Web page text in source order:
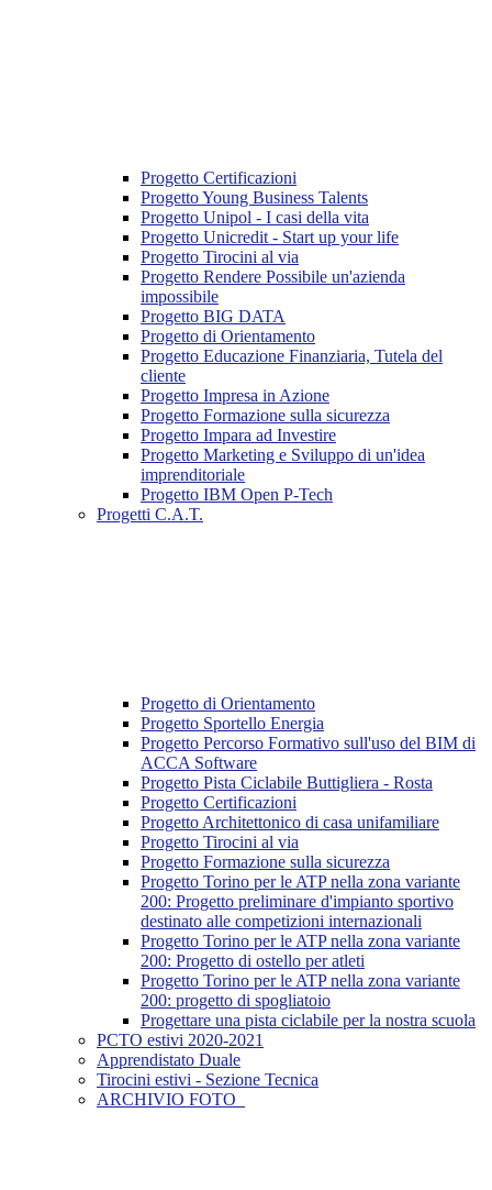
Progetto Certificazioni
Progetto Young Business Talents
Progetto Unipol - I casi della vita
Progetto Unicredit - Start up your life
Progetto Tirocini al via
Progetto Rendere Possibile un'azienda
impossibile
Progetto BIG DATA
Progetto di Orientamento
Progetto Educazione Finanziaria, Tutela del
cliente
Progetto Impresa in Azione
Progetto Formazione sulla sicurezza
Progetto Impara ad Investire
Progetto Marketing e Sviluppo di un'idea
imprenditoriale
Progetto IBM Open P-Tech
Progetti C.A.T.
Progetto di Orientamento
Progetto Sportello Energia
Progetto Percorso Formativo sull'uso del BIM di
ACCA Software
Progetto Pista Ciclabile Buttigliera - Rosta
Progetto Certificazioni
Progetto Architettonico di casa unifamiliare
Progetto Tirocini al via
Progetto Formazione sulla sicurezza
Progetto Torino per le ATP nella zona variante
200: Progetto preliminare d'impianto sportivo
destinato alle competizioni internazionali
Progetto Torino per le ATP nella zona variante
200: Progetto di ostello per atleti
Progetto Torino per le ATP nella zona variante
200: progetto di spogliatoio
Progettare una pista ciclabile per la nostra scuola
PCTO estivi 2020-2021
Apprendistato Duale
Tirocini estivi - Sezione Tecnica
ARCHIVIO FOTO_